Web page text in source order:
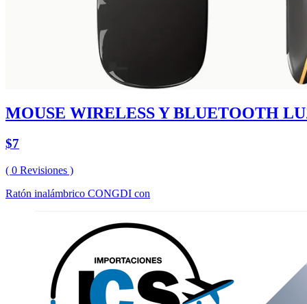
MOUSE WIRELESS Y BLUETOOTH
$7
( 0 Revisiones )
Ratón inalámbrico CONGDI con